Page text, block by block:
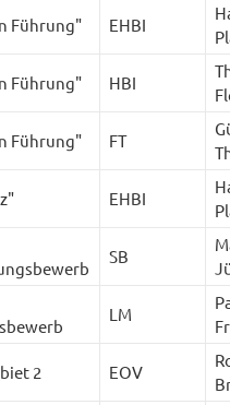
Führung" EHBI
Führung" HBI
Führung" FT
EHBI
SB
LM
2 EOV